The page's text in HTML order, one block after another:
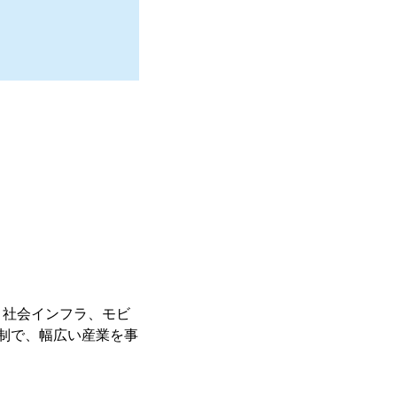
会インフラ、モビ
で、幅広い産業を事